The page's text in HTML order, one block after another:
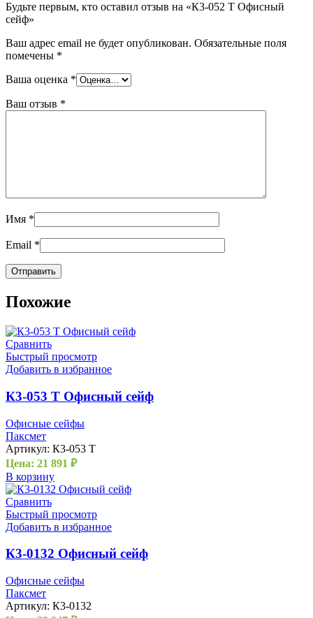
Будьте первым, кто оставил отзыв на «К3-052 Т Офисный
сейф»
Ваш адрес email не будет опубликован. Обязательные поля
помечены *
Ваша оценка *
Ваш отзыв *
Имя *
Email *
Похожие
Сравнить
Быстрый просмотр
Добавить в избранное
К3-053 Т Офисный сейф
Офисные сейфы
Паксмет
Артикул: К3-053 Т
Цена: 21 891 ₽
В корзину
Сравнить
Быстрый просмотр
Добавить в избранное
К3-0132 Офисный сейф
Офисные сейфы
Паксмет
Артикул: К3-0132